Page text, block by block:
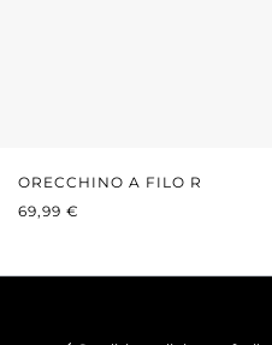
ORECCHINO A FILO R
PREZZO NORMALE:
69,99 €